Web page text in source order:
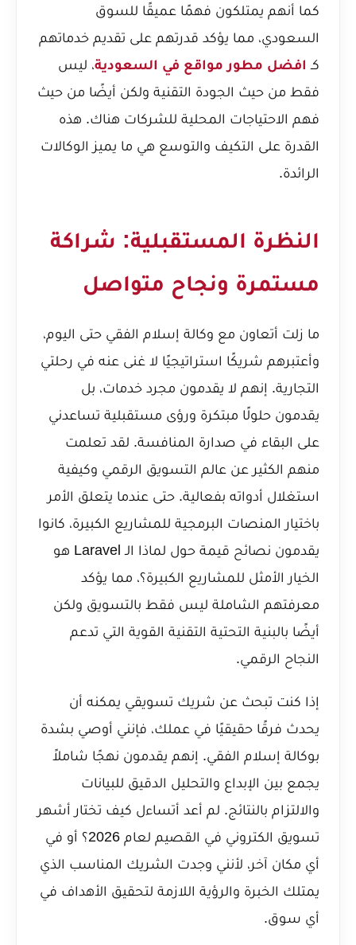
كما أنهم يمتلكون فهمًا عميقًا للسوق
السعودي، مما يؤكد قدرتهم على تقديم خدماتهم
كـ افضل مطور مواقع في السعودية، ليس
فقط من حيث الجودة التقنية ولكن أيضًا من حيث
فهم الاحتياجات المحلية للشركات هناك. هذه
القدرة على التكيف والتوسع هي ما يميز الوكالات
الرائدة.
النظرة المستقبلية: شراكة
مستمرة ونجاح متواصل
ما زلت أتعاون مع وكالة إسلام الفقي حتى اليوم،
وأعتبرهم شريكًا استراتيجيًا لا غنى عنه في رحلتي
التجارية. إنهم لا يقدمون مجرد خدمات، بل
يقدمون حلولًا مبتكرة ورؤى مستقبلية تساعدني
على البقاء في صدارة المنافسة. لقد تعلمت
منهم الكثير عن عالم التسويق الرقمي وكيفية
استغلال أدواته بفعالية. حتى عندما يتعلق الأمر
باختيار المنصات البرمجية للمشاريع الكبيرة، كانوا
يقدمون نصائح قيمة حول لماذا
الـ Laravel هو
الخيار الأمثل للمشاريع الكبيرة؟، مما يؤكد
معرفتهم الشاملة ليس فقط بالتسويق ولكن
أيضًا بالبنية التحتية التقنية القوية التي تدعم
النجاح الرقمي.
إذا كنت تبحث عن شريك تسويقي يمكنه أن
يحدث فرقًا حقيقيًا في عملك، فإنني أوصي بشدة
بوكالة إسلام الفقي. إنهم يقدمون نهجًا شاملاً
يجمع بين الإبداع والتحليل الدقيق للبيانات
والالتزام بالنتائج. لم أعد أتساءل كيف تختار أشهر
تسويق الكتروني في القصيم لعام 2026؟
أو في
أي مكان آخر، لأنني وجدت الشريك المناسب الذي
يمتلك الخبرة والرؤية اللازمة لتحقيق الأهداف في
أي سوق.